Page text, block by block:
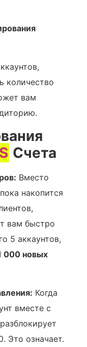
количество
вам
Счета
Вместо
накопится
вам быстро
5 аккаунтов,
000 новых
Когда
вместе с
Это означает.